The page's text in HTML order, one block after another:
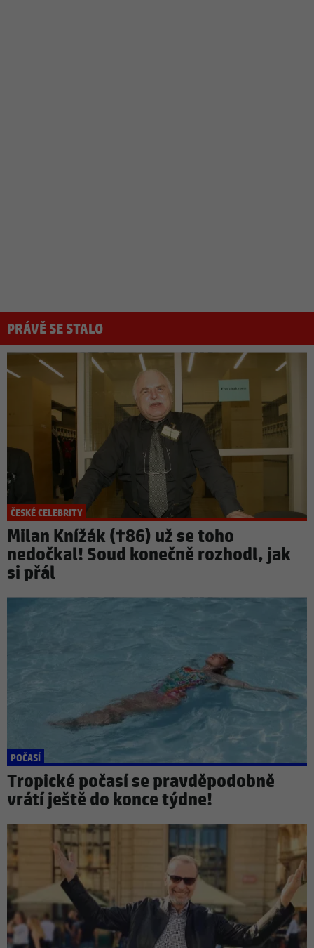
PRÁVĚ SE STALO
ČESKÉ CELEBRITY
Milan Knížák (†86) už se toho
nedočkal! Soud konečně rozhodl, jak
si přál
POČASÍ
Tropické počasí se pravděpodobně
vrátí ještě do konce týdne!